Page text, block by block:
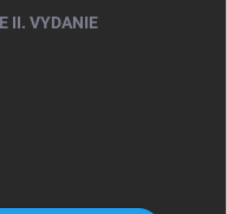
II. VYDANIE